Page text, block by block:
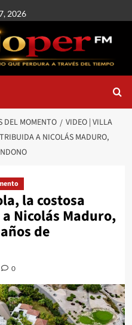
2026
DEL MOMENTO
VIDEO | VILLA
A NICOLÁS MADURO,
la costosa
Nicolás Maduro,
de
0